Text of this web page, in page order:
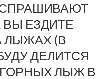
ВЫ ЕЗДИТЕ
ЛЫЖАХ (В
ДЕЛИТСЯ
ЛЫЖ В